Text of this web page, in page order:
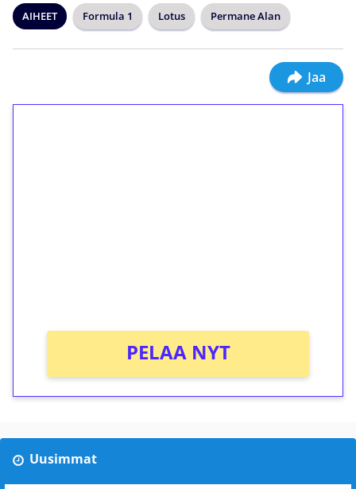
AIHEET Formula 1 Lotus Permane Alan
Jaa
PELAA NYT
Uusimmat